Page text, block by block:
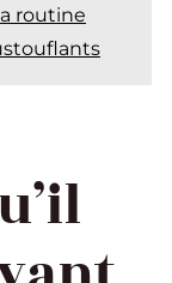
routine